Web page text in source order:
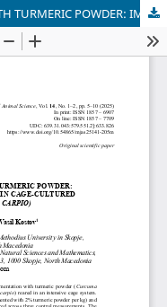
297 DIETARY SUPPLEMENTATION WITH TURMERIC POWDER: IMPACT ON FEED CONVERSION RATIO IN CAGE-CULTURED COMMON CARP (CYPRINUS CARPIO) (Додавање на куркума во исхраната: влијание врз конверзијата на храна кај кафезно одгледуван крап (Cyprinus carpio))